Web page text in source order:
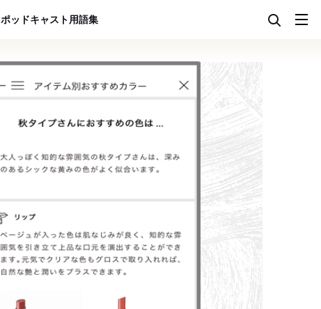
ポッドキャスト用語集